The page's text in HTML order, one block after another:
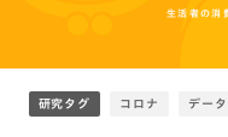
生活者の消
研究タグ コロナ データ